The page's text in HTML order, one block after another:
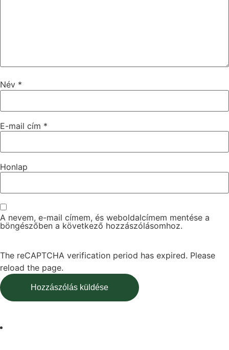
Név *
E-mail cím *
Honlap
A nevem, e-mail címem, és weboldalcímem mentése a
böngészőben a következő hozzászólásomhoz.
The reCAPTCHA verification period has expired. Please
reload the page.